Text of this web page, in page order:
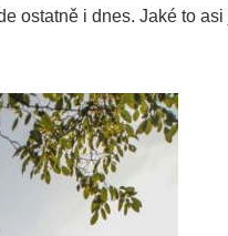
ostatně i dnes. Jaké to